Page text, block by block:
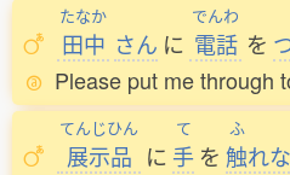
たなか
田中 さん に
でんわ
電話 を
Please put me through
てんじひん
展示品 に
て
手 を
ふ
触れ